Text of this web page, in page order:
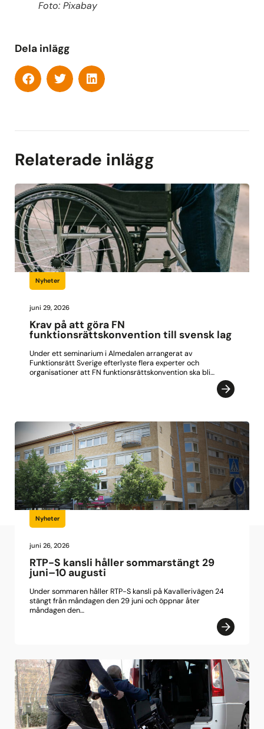
Foto: Pixabay
Dela inlägg
Relaterade inlägg
Nyheter
juni 29, 2026
Krav på att göra FN
funktionsrättskonvention till svensk lag
Under ett seminarium i Almedalen arrangerat av
Funktionsrätt Sverige efterlyste flera experter och
organisationer att FN funktionsrättskonvention ska bli…
Nyheter
juni 26, 2026
RTP-S kansli håller sommarstängt 29
juni–10 augusti
Under sommaren håller RTP-S kansli på Kavallerivägen 24
stängt från måndagen den 29 juni och öppnar åter
måndagen den…